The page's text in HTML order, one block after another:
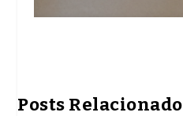
Posts